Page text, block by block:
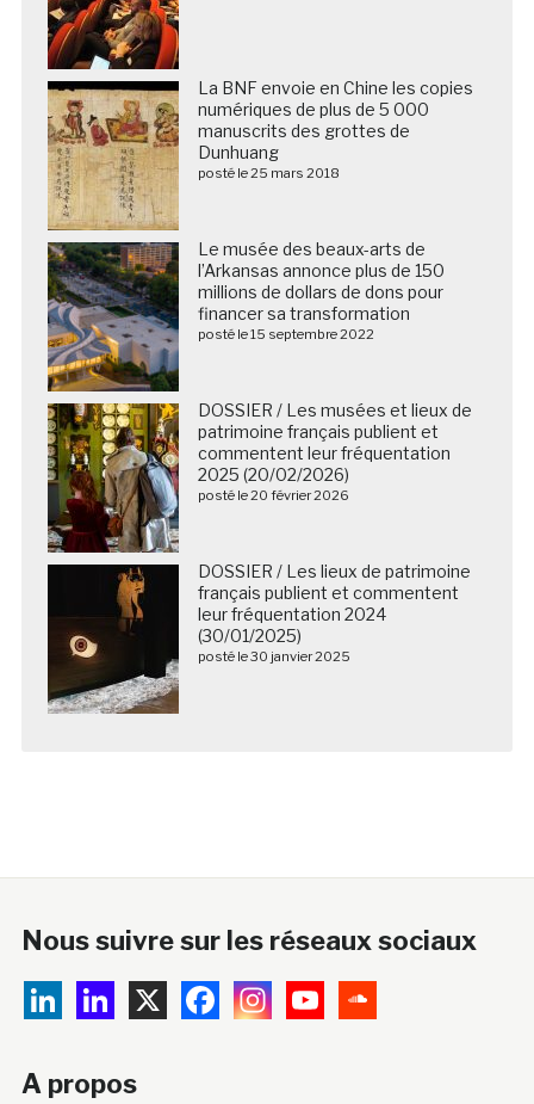
La BNF envoie en Chine les copies
numériques de plus de 5 000
manuscrits des grottes de
Dunhuang
posté le 25 mars 2018
Le musée des beaux-arts de
l’Arkansas annonce plus de 150
millions de dollars de dons pour
financer sa transformation
posté le 15 septembre 2022
DOSSIER / Les musées et lieux de
patrimoine français publient et
commentent leur fréquentation
2025 (20/02/2026)
posté le 20 février 2026
DOSSIER / Les lieux de patrimoine
français publient et commentent
leur fréquentation 2024
(30/01/2025)
posté le 30 janvier 2025
Nous suivre sur les réseaux sociaux
A propos